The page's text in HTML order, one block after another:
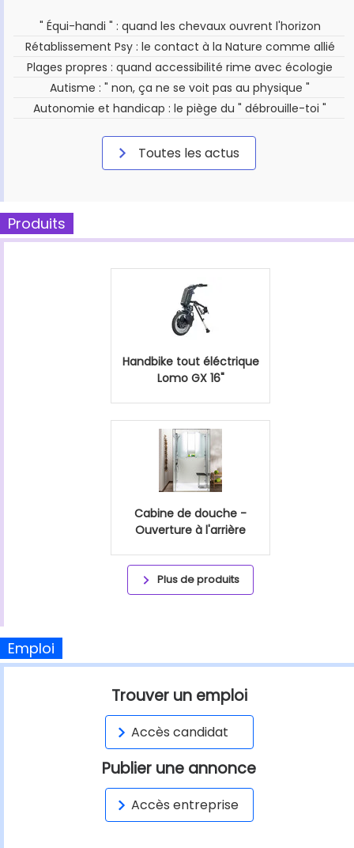
" Équi-handi " : quand les chevaux ouvrent l'horizon
Rétablissement Psy : le contact à la Nature comme allié
Plages propres : quand accessibilité rime avec écologie
Autisme : " non, ça ne se voit pas au physique "
Autonomie et handicap : le piège du " débrouille-toi "
Toutes les actus
Produits
Handbike tout éléctrique
Lomo GX 16"
Cabine de douche -
Ouverture à l'arrière
Plus de produits
Emploi
Trouver un emploi
Accès candidat
Publier une annonce
Accès entreprise